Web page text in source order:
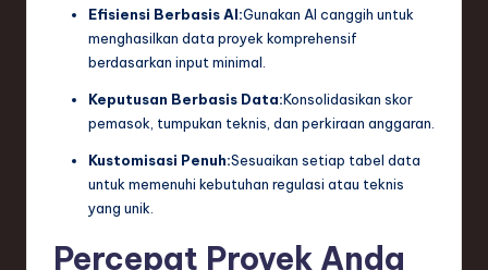
Efisiensi Berbasis AI:Gunakan AI canggih untuk
menghasilkan data proyek komprehensif
berdasarkan input minimal.
Keputusan Berbasis Data:Konsolidasikan skor
pemasok, tumpukan teknis, dan perkiraan anggaran.
Kustomisasi Penuh:Sesuaikan setiap tabel data
untuk memenuhi kebutuhan regulasi atau teknis
yang unik.
Percepat Proyek Anda